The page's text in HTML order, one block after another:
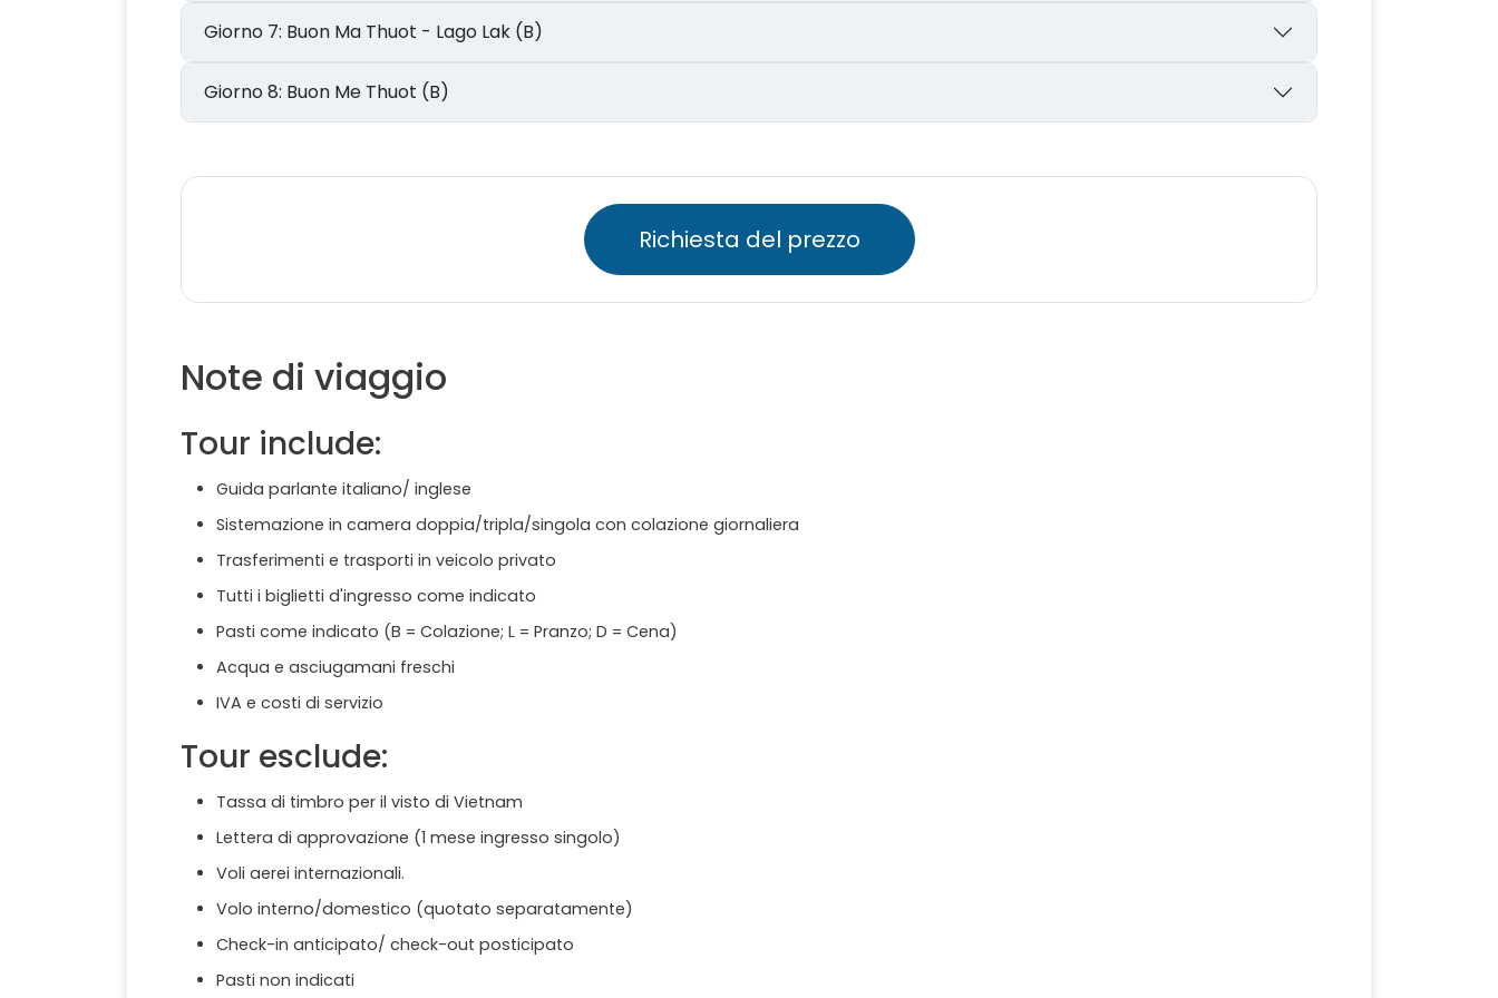
Giorno 7: Buon Ma Thuot - Lago Lak (B)
Giorno 8: Buon Me Thuot (B)
Richiesta del prezzo
Note di viaggio
Tour include:
Guida parlante italiano/ inglese
Sistemazione in camera doppia/tripla/singola con colazione giornaliera
Trasferimenti e trasporti in veicolo privato
Tutti i biglietti d'ingresso come indicato
Pasti come indicato (B = Colazione; L = Pranzo; D = Cena)
Acqua e asciugamani freschi
IVA e costi di servizio
Tour esclude:
Tassa di timbro per il visto di Vietnam
Lettera di approvazione (1 mese ingresso singolo)
Voli aerei internazionali.
Volo interno/domestico (quotato separatamente)
Check-in anticipato/ check-out posticipato
Pasti non indicati